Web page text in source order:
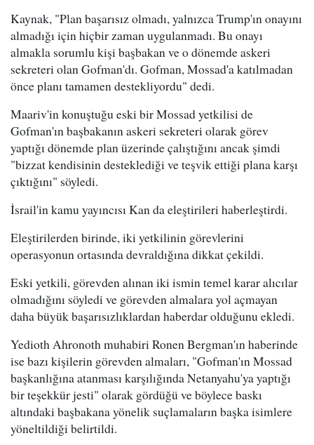
Kaynak, "Plan başarısız olmadı, yalnızca Trump'ın onayını
almadığı için hiçbir zaman uygulanmadı. Bu onayı
almakla sorumlu kişi başbakan ve o dönemde askeri
sekreteri olan Gofman'dı. Gofman, Mossad'a katılmadan
önce planı tamamen destekliyordu" dedi.
Maariv'in konuştuğu eski bir Mossad yetkilisi de
Gofman'ın başbakanın askeri sekreteri olarak görev
yaptığı dönemde plan üzerinde çalıştığını ancak şimdi
"bizzat kendisinin desteklediği ve teşvik ettiği plana karşı
çıktığını" söyledi.
İsrail'in kamu yayıncısı Kan da eleştirileri haberleştirdi.
Eleştirilerden birinde, iki yetkilinin görevlerini
operasyonun ortasında devraldığına dikkat çekildi.
Eski yetkili, görevden alınan iki ismin temel karar alıcılar
olmadığını söyledi ve görevden almalara yol açmayan
daha büyük başarısızlıklardan haberdar olduğunu ekledi.
Yedioth Ahronoth muhabiri Ronen Bergman'ın haberinde
ise bazı kişilerin görevden almaları, "Gofman'ın Mossad
başkanlığına atanması karşılığında Netanyahu'ya yaptığı
bir teşekkür jesti" olarak gördüğü ve böylece baskı
altındaki başbakana yönelik suçlamaların başka isimlere
yöneltildiği belirtildi.